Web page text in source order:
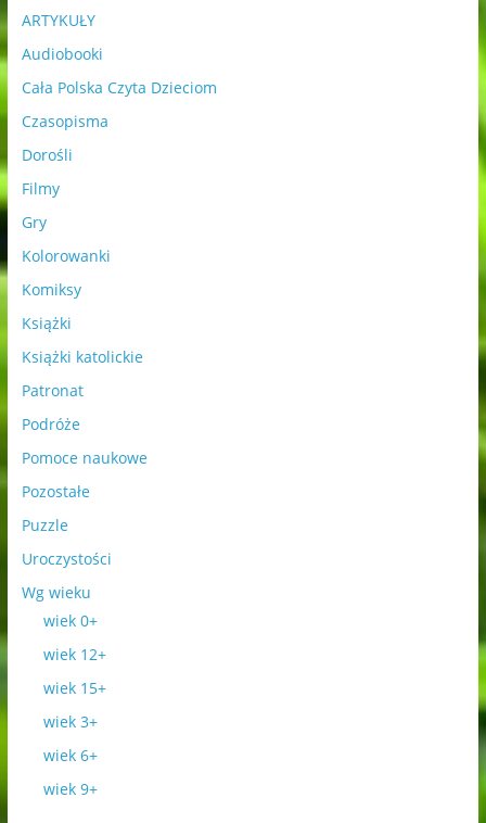
ARTYKUŁY
Audiobooki
Cała Polska Czyta Dzieciom
Czasopisma
Dorośli
Filmy
Gry
Kolorowanki
Komiksy
Książki
Książki katolickie
Patronat
Podróże
Pomoce naukowe
Pozostałe
Puzzle
Uroczystości
Wg wieku
wiek 0+
wiek 12+
wiek 15+
wiek 3+
wiek 6+
wiek 9+